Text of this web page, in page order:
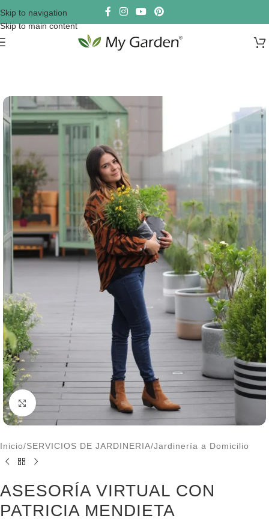
Skip to navigation
Skip to main content
Click to enlarge
Inicio/SERVICIOS DE JARDINERIA/Jardinería a Domicilio
ASESORÍA VIRTUAL CON
PATRICIA MENDIETA